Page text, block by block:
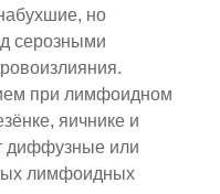
но
серозными
при лимфоидном
яичнике и
диффузные или
лимфоидных